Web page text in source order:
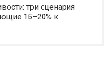
три сценария
15–20% к